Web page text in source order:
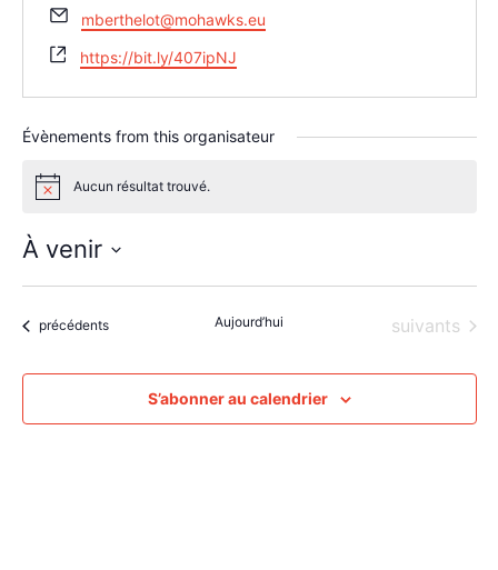
Email
mberthelot@mohawks.eu
Site
https://bit.ly/407ipNJ
Évènements from this organisateur
NoticeAucun résultat trouvé.
À venir
date.Évènements
précédents Aujourd’hui Évènements
suivants
S’abonner au calendrier